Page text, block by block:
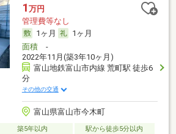
1 万円
管理費等なし
1ヶ月
1ヶ月
面積-
2022年11月(築3年10ヶ月)
富山地鉄富山市内線 荒町駅 徒歩6
分
その他の交通
富山県富山市今木町
築5年以内 駅から徒歩5分以内